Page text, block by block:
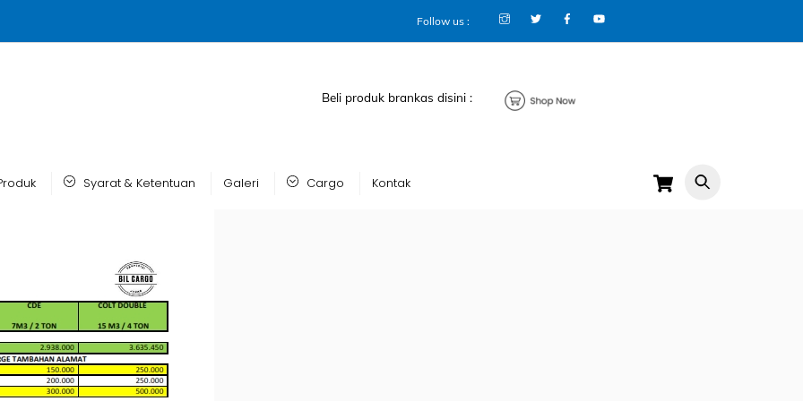
Follow us :
Cart
Syarat & Ketentuan Galeri Cargo Kontak
Beli produk brankas disini :